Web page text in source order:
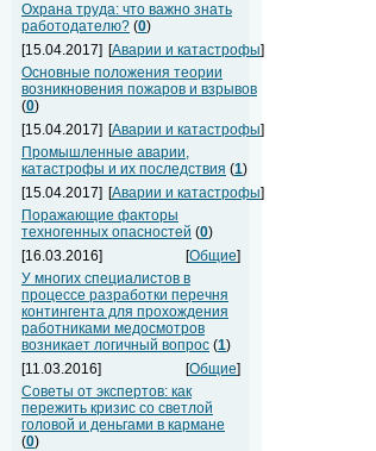
Охрана труда: что важно знать
работодателю? (0)
[15.04.2017] [Аварии и катастрофы]
Основные положения теории
возникновения пожаров и взрывов
(0)
[15.04.2017] [Аварии и катастрофы]
Промышленные аварии,
катастрофы и их последствия (1)
[15.04.2017] [Аварии и катастрофы]
Поражающие факторы
техногенных опасностей (0)
[16.03.2016]
[Общие]
У многих специалистов в
процессе разработки перечня
контингента для прохождения
работниками медосмотров
возникает логичный вопрос (1)
[11.03.2016]
[Общие]
Советы от экспертов: как
пережить кризис со светлой
головой и деньгами в кармане
(0)